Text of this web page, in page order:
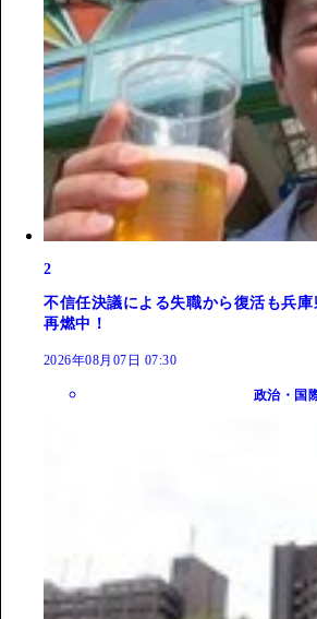
2
不信任決議による失職から復活も兵
再燃中！
2026年08月07日 07:30
政治・国